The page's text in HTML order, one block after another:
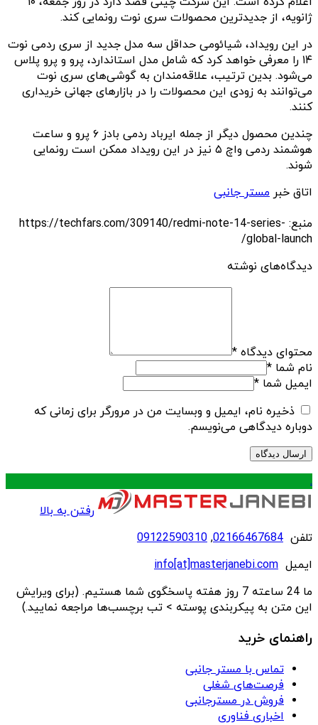
ژانویه، از جدیدترین محصولات سری نوت رونمایی کند.
در این رویداد، شیائومی حداقل سه مدل جدید از سری ردمی نوت
۱۴ را معرفی خواهد کرد که شامل مدل استاندارد، پرو و پرو پلاس
می‌شود. بدین ترتیب، علاقه‌مندان به گوشی‌های سری نوت
می‌توانند به زودی این محصولات را در بازارهای جهانی خریداری
کنند.
چندین محصول دیگر از جمله ایرباد ردمی بادز ۶ پرو و ساعت
هوشمند ردمی واچ ۵ نیز در این رویداد ممکن است رونمایی
شوند.
اتاق خبر مستر جانبی
منبع: https://techfars.com/309140/redmi-note-14-series-
global-launch/
دیدگاه‌های نوشته
محتوای دیدگاه *
نام شما *
ایمیل شما *
ذخیره نام، ایمیل و وبسایت من در مرورگر برای زمانی که
دوباره دیدگاهی می‌نویسم.
.
رفتن به بالا
تلفن 02166467684
,
09122590310
ایمیل info[at]masterjanebi.com
ما 24 ساعته 7 روز هفته پاسخگوی شما هستیم. (برای ویرایش
این متن به پیکربندی پوسته > تب برچسب‌ها مراجعه نمایید.)
راهنمای خرید
تماس با مستر جانبی
فرصت‌های شغلی
فروش در مسترجانبی
اخباری فناوری